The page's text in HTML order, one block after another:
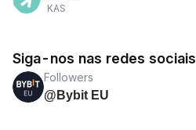
KAS
Siga-nos nas redes sociais
Followers
@Bybit EU